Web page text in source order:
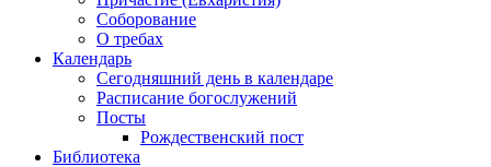
Соборование
О требах
Календарь
Сегодняшний день в календаре
Расписание богослужений
Посты
Рождественский пост
Библиотека